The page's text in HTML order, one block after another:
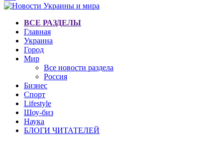
ВСЕ РАЗДЕЛЫ
Главная
Украина
Город
Мир
Все новости раздела
Россия
Бизнес
Спорт
Lifestyle
Шоу-биз
Наука
БЛОГИ ЧИТАТЕЛЕЙ